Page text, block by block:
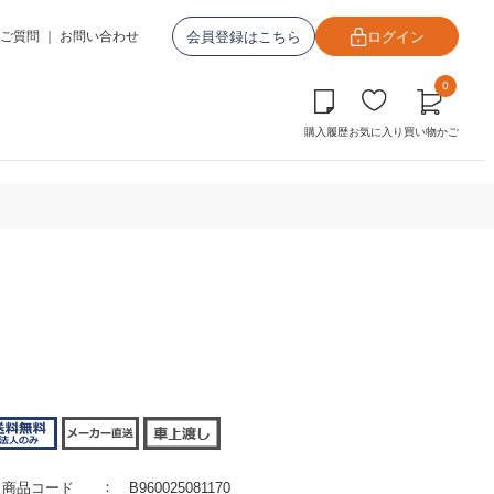
質問 お問い合わせ 会員登録はこちら ログイン
購入履歴お気に入り
0
買い物かご
商品コード B960025081170